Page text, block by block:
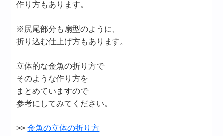
作り方もあります。
※尻尾部分も扇型のように、
折り込む仕上げ方もあります。
立体的な金魚の折り方で
そのような作り方を
まとめていますので
参考にしてみてください。
>>金魚の立体の折り方